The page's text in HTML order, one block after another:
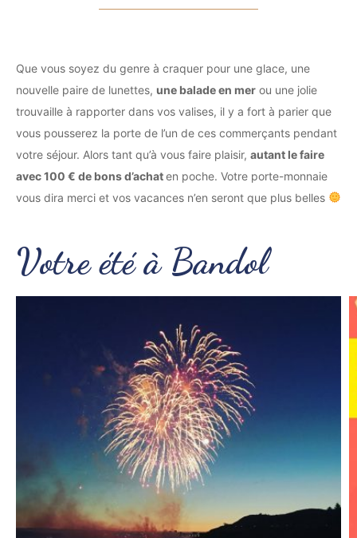
Que vous soyez du genre à craquer pour une glace, une
nouvelle paire de lunettes, une balade en mer ou une jolie
trouvaille à rapporter dans vos valises, il y a fort à parier que
vous pousserez la porte de l’un de ces commerçants pendant
votre séjour. Alors tant qu’à vous faire plaisir, autant le faire
avec 100 € de bons d’achaten poche. Votre porte-monnaie
vous dira merci et vos vacances n’en seront que plus belles
Votre été à Bandol